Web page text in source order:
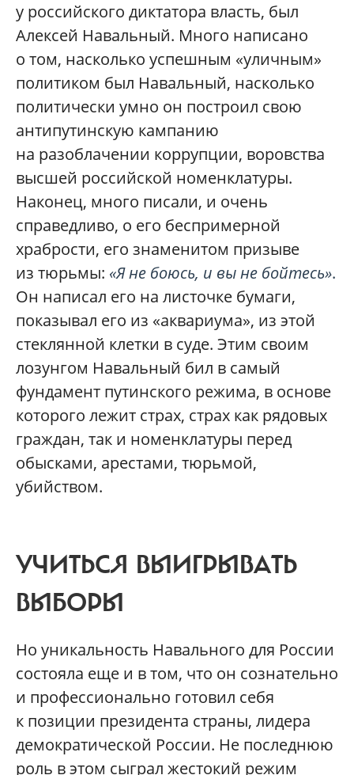
у российского диктатора власть, был
Алексей Навальный. Много написано
о том, насколько успешным «уличным»
политиком был Навальный, насколько
политически умно он построил свою
антипутинскую кампанию
на разоблачении коррупции, воровства
высшей российской номенклатуры.
Наконец, много писали, и очень
справедливо, о его беспримерной
храбрости, его знаменитом призыве
из тюрьмы: «Я не боюсь, и вы не бойтесь».
Он написал его на листочке бумаги,
показывал его из «аквариума», из этой
стеклянной клетки в суде. Этим своим
лозунгом Навальный бил в самый
фундамент путинского режима, в основе
которого лежит страх, страх как рядовых
граждан, так и номенклатуры перед
обысками, арестами, тюрьмой,
убийством.
УЧИТЬСЯ ВЫИГРЫВАТЬ
ВЫБОРЫ
Но уникальность Навального для России
состояла еще и в том, что он сознательно
и профессионально готовил себя
к позиции президента страны, лидера
демократической России. Не последнюю
роль в этом сыграл жестокий режим